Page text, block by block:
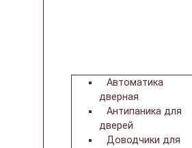
Автоматика
дверная
Антипаника для
дверей
Доводчики для